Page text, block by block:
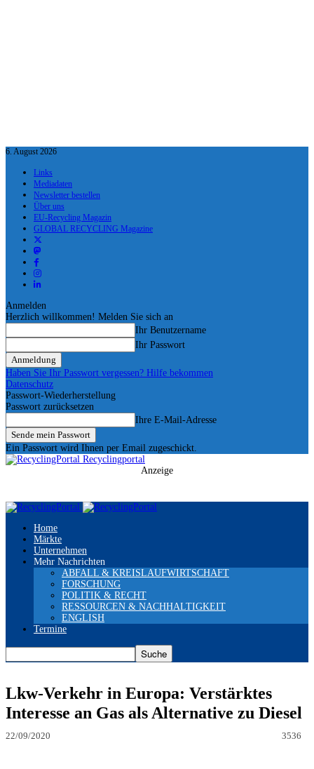
6. August 2026
Links
Mediadaten
Newsletter bestellen
Über uns
EU-Recycling Magazin
GLOBAL RECYCLING Magazine
Anmelden
Herzlich willkommen! Melden Sie sich an
Ihr Benutzername
Ihr Passwort
Haben Sie Ihr Passwort vergessen? Hilfe bekommen
Datenschutz
Passwort-Wiederherstellung
Passwort zurücksetzen
Ihre E-Mail-Adresse
Ein Passwort wird Ihnen per Email zugeschickt.
Recyclingportal
Anzeige
Home
Märkte
Unternehmen
Mehr Nachrichten
ABFALL & KREISLAUFWIRTSCHAFT
FORSCHUNG
POLITIK & RECHT
RESSOURCEN & NACHHALTIGKEIT
ENGLISH
Termine
Lkw-Verkehr in Europa: Verstärktes
Interesse an Gas als Alternative zu Diesel
22/09/2020 3536